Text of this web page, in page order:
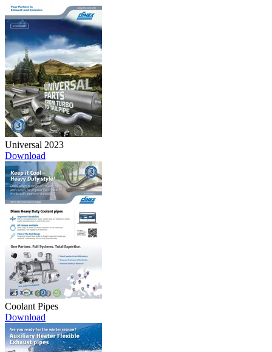
Universal 2023
Download
Coolant Pipes
Download